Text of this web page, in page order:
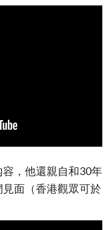
，他還親自和30年
面（香港觀眾可於